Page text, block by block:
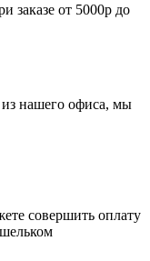
заказе от 5000р до
из нашего офиса, мы
совершить оплату